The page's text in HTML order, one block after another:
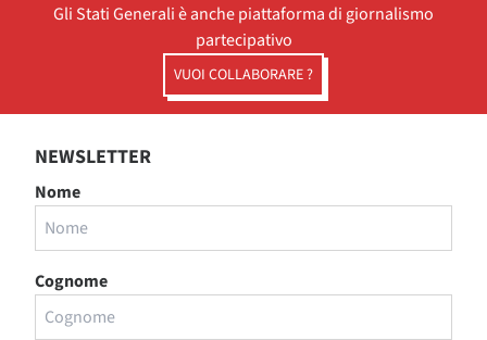
Gli Stati Generali è anche piattaforma di giornalismo
partecipativo
VUOI COLLABORARE ?
NEWSLETTER
Nome
Cognome